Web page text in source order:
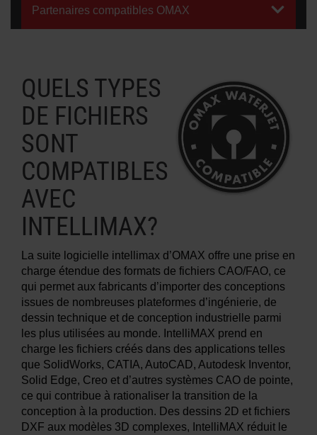
Partenaires compatibles OMAX
QUELS TYPES
DE FICHIERS
SONT
COMPATIBLES
AVEC
INTELLIMAX?
La suite logicielle intellimax d’OMAX offre une prise en
charge étendue des formats de fichiers CAO/FAO, ce
qui permet aux fabricants d’importer des conceptions
issues de nombreuses plateformes d’ingénierie, de
dessin technique et de conception industrielle parmi
les plus utilisées au monde. IntelliMAX prend en
charge les fichiers créés dans des applications telles
que SolidWorks, CATIA, AutoCAD, Autodesk Inventor,
Solid Edge, Creo et d’autres systèmes CAO de pointe,
ce qui contribue à rationaliser la transition de la
conception à la production. Des dessins 2D et fichiers
DXF aux modèles 3D complexes, IntelliMAX réduit le